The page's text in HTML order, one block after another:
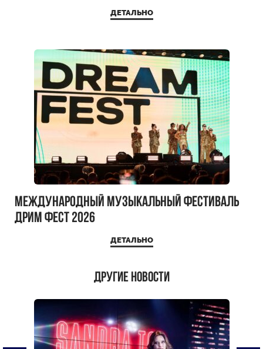
ДЕТАЛЬНО
Международный музыкальный фестиваль
ДРИМ ФЕСТ 2026
ДЕТАЛЬНО
Другие новости